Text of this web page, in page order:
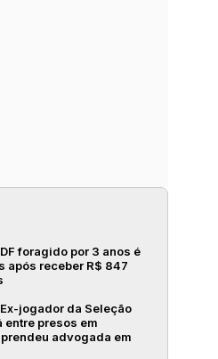
foragido por 3 anos é
após receber R$ 847
jogador da Seleção
entre presos em
advogada em